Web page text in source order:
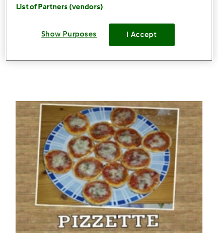
List of Partners (vendors)
Show Purposes I Accept